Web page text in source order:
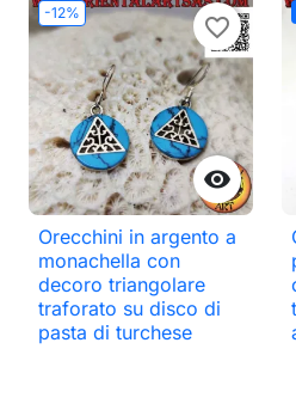
-12%

favorite_border
Orecchini in argento a
monachella con
decoro triangolare
traforato su disco di
pasta di turchese